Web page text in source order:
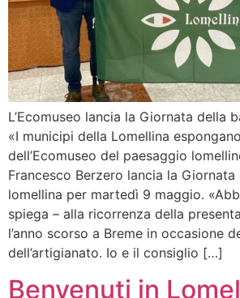
L’Ecomuseo lancia la Giornata della
«I municipi della Lomellina
dell’Ecomuseo del paesaggio
Francesco Berzero lancia la Giornata
lomellina per martedì 9 maggio.
spiega – alla ricorrenza della
l’anno scorso a Breme in occasione
dell’artigianato. Io e il consiglio […]
Benvenuti in